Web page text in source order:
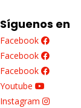
Síguenos en
Facebook
Facebook
Facebook
Youtube
Instagram